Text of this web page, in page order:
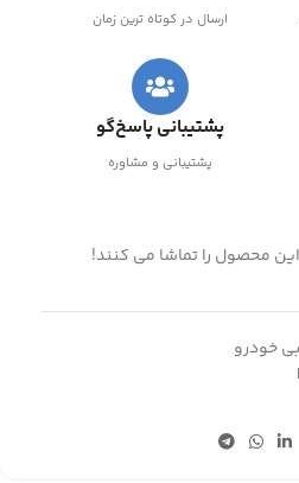
ارسال در کوتاه ترین زمان
پشتیبانی پاسخ‌گو
پشتیبانی و مشاوره
محصول را تماشا می کنند!
خودرو